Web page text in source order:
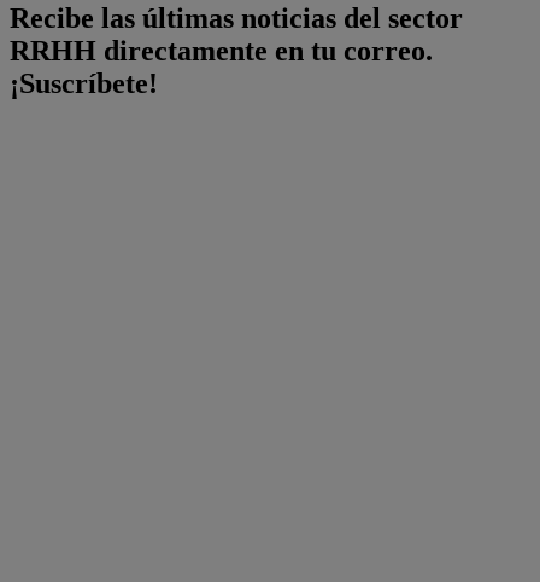
Recibe las últimas noticias del sector
RRHH directamente en tu correo.
¡Suscríbete!